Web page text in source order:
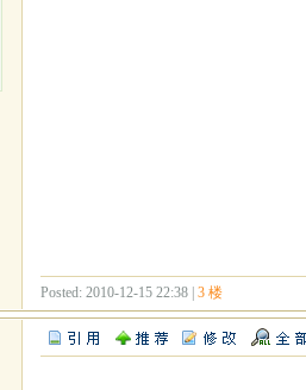
Posted: 2010-12-15 22:38 | 3 楼